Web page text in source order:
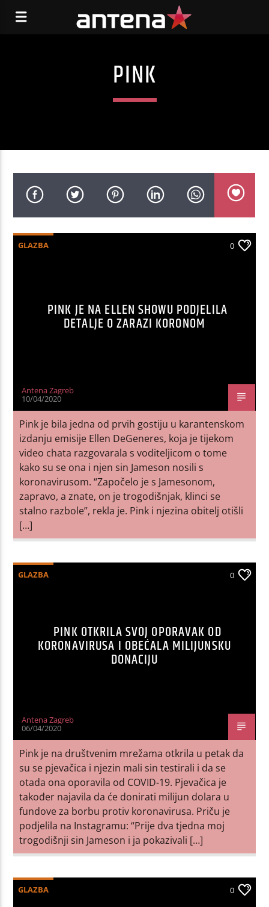
PINK
GLAZBA 0
PINK JE NA ELLEN SHOWU PODJELILA
DETALJE O ZARAZI KORONOM
Antena Zagreb
10/04/2020
Pink je bila jedna od prvih gostiju u karantenskom
izdanju emisije Ellen DeGeneres, koja je tijekom
video chata razgovarala s voditeljicom o tome
kako su se ona i njen sin Jameson nosili s
koronavirusom. “Započelo je s Jamesonom,
zapravo, a znate, on je trogodišnjak, klinci se
stalno razbole”, rekla je. Pink i njezina obitelj otišli
[…]
GLAZBA 0
PINK OTKRILA SVOJ OPORAVAK OD
KORONAVIRUSA I OBEĆALA MILIJUNSKU
DONACIJU
Antena Zagreb
06/04/2020
Pink je na društvenim mrežama otkrila u petak da
su se pjevačica i njezin mali sin testirali i da se
otada ona oporavila od COVID-19. Pjevačica je
također najavila da će donirati milijun dolara u
fundove za borbu protiv koronavirusa. Priču je
podjelila na Instagramu: “Prije dva tjedna moj
trogodišnji sin Jameson i ja pokazivali […]
GLAZBA 0